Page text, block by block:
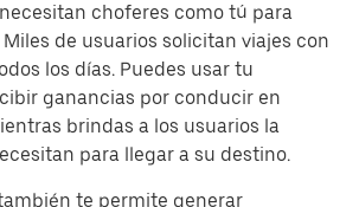
choferes como tú para
de usuarios solicitan viajes con
los días. Puedes usar tu
ganancias por conducir en
brindas a los usuarios la
para llegar a su destino.
te permite generar